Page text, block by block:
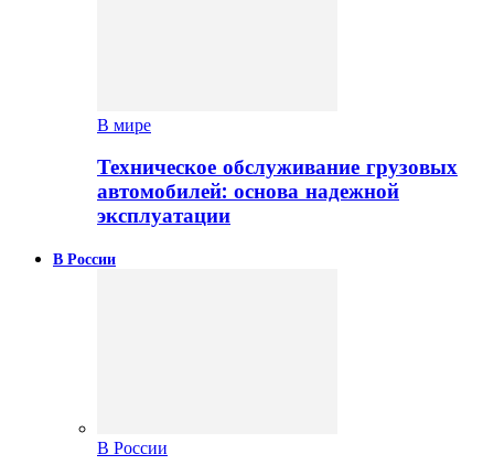
В мире
Техническое обслуживание грузовых
автомобилей: основа надежной
эксплуатации
В России
В России